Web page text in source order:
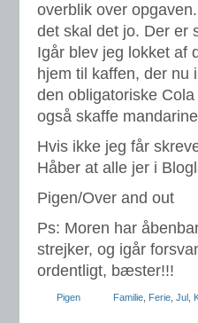
overblik over
det skal det jo. Der er
Igår blev jeg lokket af
hjem til kaffen, der nu
den obligatoriske
også skaffe
Hvis ikke jeg får
Håber at alle jer i
Pigen/Over and out
Ps: Moren har
strejker, og igår
ordentligt, bæster!!!
Pigen Familie Ferie Jul